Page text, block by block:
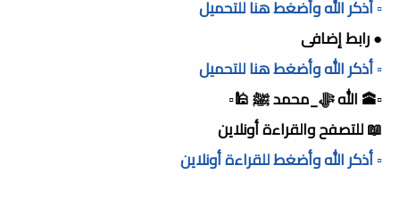
▫️ أذكر الله وأضغط هنا للتحميل
● رابط إضافى
▫️ أذكر الله وأضغط هنا للتحميل
▫️🕋 الله ﷻ_محمد ﷺ 🕌▫️
📖 للتصفح والقراءة أونلاين
▫️ أذكر الله وأضغط للقراءة أونلاين